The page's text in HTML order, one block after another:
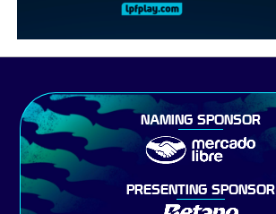
NAMING SPONSOR
PRESENTING SPONSOR